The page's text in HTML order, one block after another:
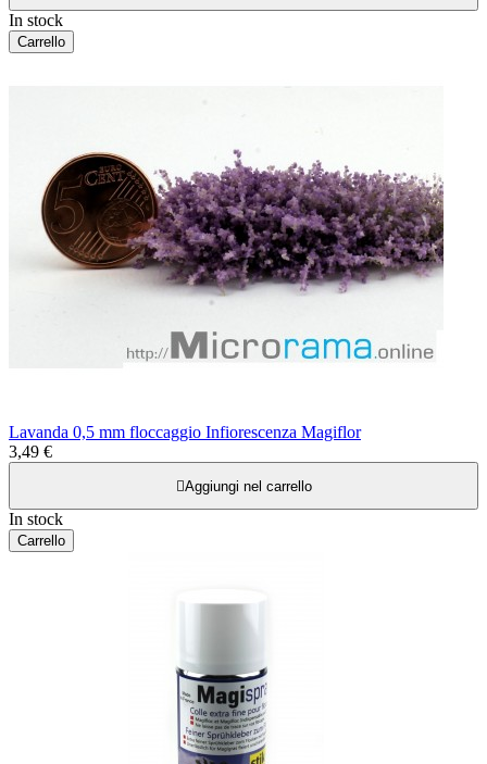
In stock
Carrello
Lavanda 0,5 mm floccaggio Infiorescenza Magiflor
3,49 €
Aggiungi nel carrello
In stock
Carrello